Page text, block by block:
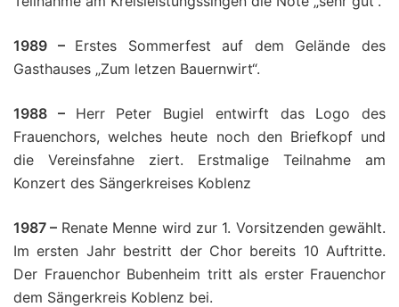
1989 – Erstes Sommerfest auf dem Gelände des
Gasthauses „Zum letzen Bauernwirt“.
1988 – Herr Peter Bugiel entwirft das Logo des
Frauenchors, welches heute noch den Briefkopf und
die Vereinsfahne ziert. Erstmalige Teilnahme am
Konzert des Sängerkreises Koblenz
1987 – Renate Menne wird zur 1. Vorsitzenden gewählt.
Im ersten Jahr bestritt der Chor bereits 10 Auftritte.
Der Frauenchor Bubenheim tritt als erster Frauenchor
dem Sängerkreis Koblenz bei.